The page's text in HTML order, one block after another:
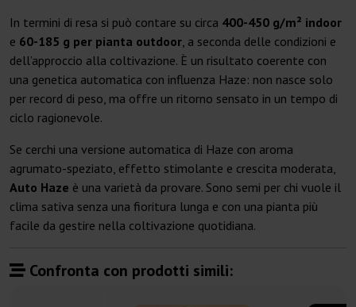
In termini di resa si può contare su circa 400-450 g/m² indoor
e 60-185 g per pianta outdoor, a seconda delle condizioni e
dell’approccio alla coltivazione. È un risultato coerente con
una genetica automatica con influenza Haze: non nasce solo
per record di peso, ma offre un ritorno sensato in un tempo di
ciclo ragionevole.
Se cerchi una versione automatica di Haze con aroma
agrumato-speziato, effetto stimolante e crescita moderata,
Auto Haze è una varietà da provare. Sono semi per chi vuole il
clima sativa senza una fioritura lunga e con una pianta più
facile da gestire nella coltivazione quotidiana.
Confronta con prodotti simili: